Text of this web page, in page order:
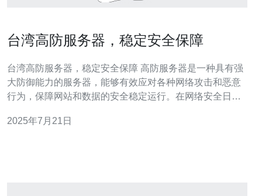
台湾高防服务器，稳定安全保障
台湾高防服务器，稳定安全保障 高防服务器是一种具有强
大防御能力的服务器，能够有效应对各种网络攻击和恶意
行为，保障网站和数据的安全稳定运行。在网络安全日益
2025年7月21日